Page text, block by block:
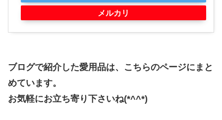
メルカリ
ブログで紹介した愛用品は、こちらのページにまと
めています。
お気軽にお立ち寄り下さいね(*^^*)